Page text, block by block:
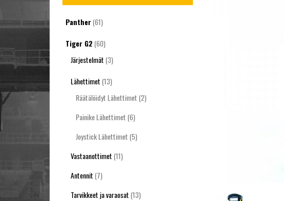
Panther(61)
Tiger G2(60)
Järjestelmät (3)
Lähettimet (13)
Räätälöidyt Lähettimet (2)
Painike Lähettimet (6)
Joystick Lähettimet (5)
Vastaanottimet (11)
Antennit (7)
Tarvikkeet ja varaosat (13)